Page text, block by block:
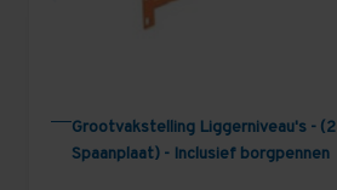
Grootvakstelling Liggerniveau's -
Spaanplaat) - Inclusief borgpennen